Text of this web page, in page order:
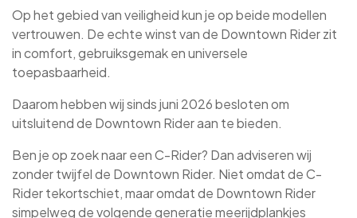
Op het gebied van veiligheid kun je op beide modellen
vertrouwen. De echte winst van de Downtown Rider zit
in comfort, gebruiksgemak en universele
toepasbaarheid.
Daarom hebben wij sinds juni 2026 besloten om
uitsluitend de Downtown Rider aan te bieden.
Ben je op zoek naar een C-Rider? Dan adviseren wij
zonder twijfel de Downtown Rider. Niet omdat de C-
Rider tekortschiet, maar omdat de Downtown Rider
simpelweg de volgende generatie meerijdplankjes